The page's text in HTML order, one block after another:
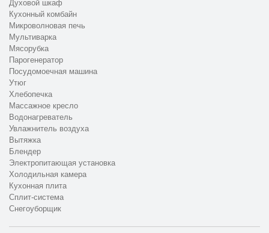
Духовой шкаф
Кухонный комбайн
Микроволновая печь
Мультиварка
Мясорубка
Парогенератор
Посудомоечная машина
Утюг
Хлебопечка
Массажное кресло
Водонагреватель
Увлажнитель воздуха
Вытяжка
Блендер
Электропитающая установка
Холодильная камера
Кухонная плита
Сплит-система
Снегоуборщик